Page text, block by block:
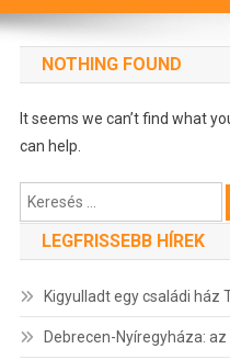
NOTHING FOUND
It seems we can’t find what
can help.
Keresés:
LEGFRISSEBB HÍREK
Kigyulladt egy családi ház
Debrecen-Nyíregyháza: